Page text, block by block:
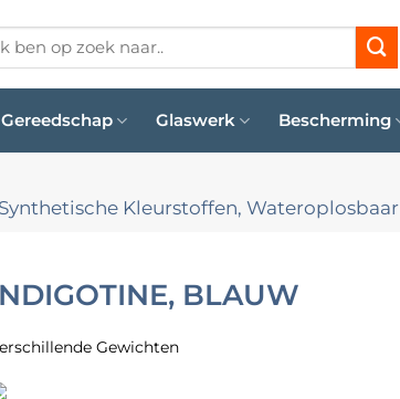
Gereedschap Glaswerk Bescherming
Synthetische Kleurstoffen, Wateroplosbaar
BLAUW
Gewichten